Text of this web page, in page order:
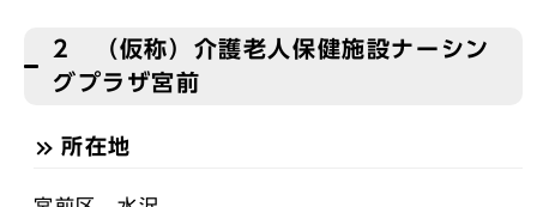
2 （仮称）介護老人保健施設ナーシン
グプラザ宮前
所在地